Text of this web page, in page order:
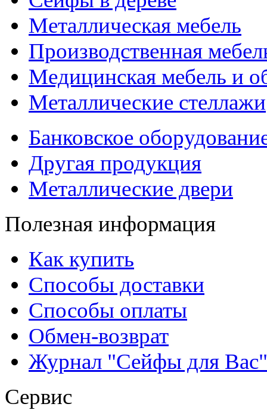
Металлическая мебель
Производственная
Медицинская мебель и
Металлические стеллажи
Банковское
Другая продукция
Металлические двери
Полезная информация
Как купить
Способы доставки
Способы оплаты
Обмен-возврат
Журнал "Сейфы для Вас"
Сервис